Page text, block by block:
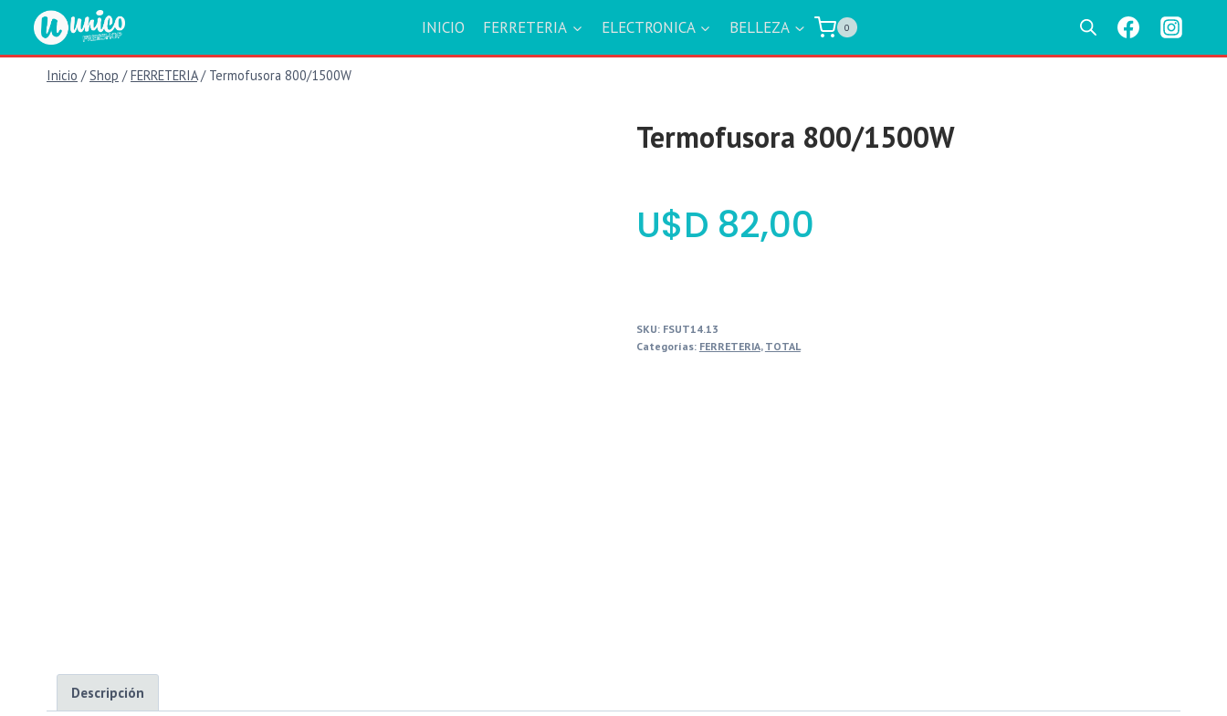
contenido
INICIO FERRETERIA ELECTRONICA BELLEZA 0
Inicio / Shop / FERRETERIA / Termofusora 800/1500W
Termofusora 800/1500W
$ 82,00
SKU: FSUT14.13
Categorías: FERRETERIA, TOTAL
Descripción